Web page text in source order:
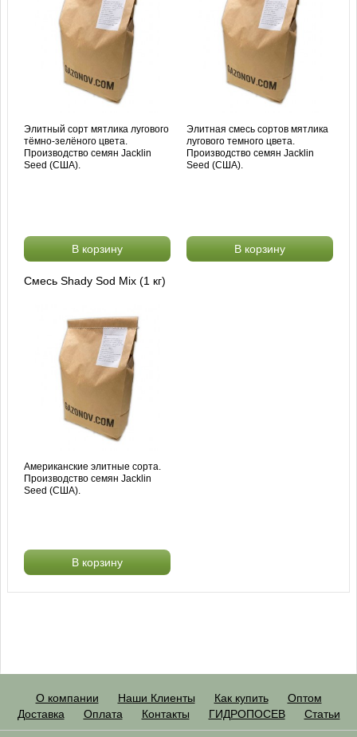
Элитный сорт мятлика лугового
тёмно-зелёного цвета.
Производство семян Jacklin
Seed (США).
В корзину
Элитная смесь сортов мятлика
лугового темного цвета.
Производство семян Jacklin
Seed (США).
В корзину
Смесь Shady Sod Mix (1 кг)
Американские элитные сорта.
Производство семян Jacklin
Seed (США).
В корзину
О компании Наши Клиенты Как купить
Оптом
Доставка
Оплата Контакты ГИДРОПОСЕВ Статьи